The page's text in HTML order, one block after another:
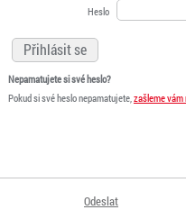
Heslo
Nepamatujete si své heslo?
Pokud si své heslo nepamatujete,zašleme vám
Odeslat